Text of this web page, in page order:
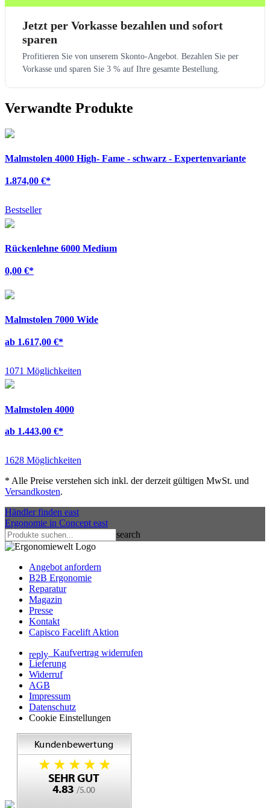
Jetzt per Vorkasse bezahlen und sofort
sparen
Profitieren Sie von unserem Skonto-Angebot. Bezahlen Sie per
Vorkasse und sparen Sie 3 % auf Ihre gesamte Bestellung.
Verwandte Produkte
Malmstolen 4000 High- Fame - schwarz - Expertenvariante
1.874,00 €*
Bestseller
Rückenlehne 6000 Medium
0,00 €*
Malmstolen 7000 Wide
ab 1.617,00 €*
1071 Möglichkeiten
Malmstolen 4000
ab 1.443,00 €*
1628 Möglichkeiten
* Alle Preise verstehen sich inkl. der derzeit gültigen MwSt. und
Versandkosten.
Händler finden east
Ergonomie in Concept east
search
Angebot anfordern
B2B Ergonomie
Reparatur
Magazin
Presse
Kontakt
Capisco Facelift Aktion
reply Kaufvertrag widerrufen
Lieferung
Widerruf
AGB
Impressum
Datenschutz
Cookie Einstellungen